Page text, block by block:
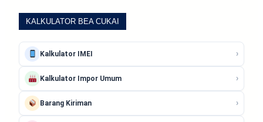
KALKULATOR BEA CUKAI
Kalkulator IMEI ›
Kalkulator Impor Umum ›
Barang Kiriman ›